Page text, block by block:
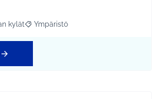
mukaan: Etelä-Tuusulan kylät
kylät Rajaa tulokset teeman mukaan:
Ympäristö